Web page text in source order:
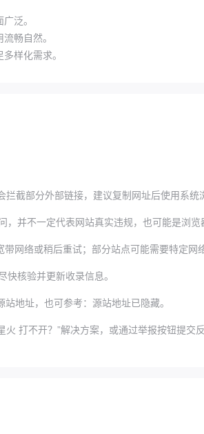
泛。
畅自然。
样化需求。
截部分外部链接，建议复制网址后使用系统
，并不一定代表网站真实违规，也可能是浏
网络或稍后重试；部分站点可能需要特定网
核验并更新收录信息。
地址，也可参考： 源站地址已隐藏。
打不开？”解决方案，或通过举报按钮提交反